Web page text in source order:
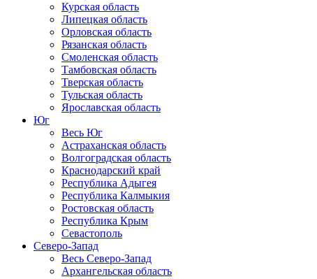
Курская область
Липецкая область
Орловская область
Рязанская область
Смоленская область
Тамбовская область
Тверская область
Тульская область
Ярославская область
Юг
Весь Юг
Астраханская область
Волгоградская область
Краснодарский край
Республика Адыгея
Республика Калмыкия
Ростовская область
Республика Крым
Севастополь
Северо-Запад
Весь Северо-Запад
Архангельская область